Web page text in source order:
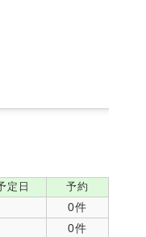
定日 予約
0件
0件